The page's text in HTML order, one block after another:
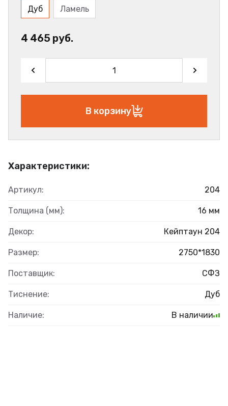
Характеристики:
Артикул: 204
Толщина (мм): 16 мм
Декор: Кейптаун 204
Размер: 2750*1830
Поставщик: СФЗ
Тиснение: Дуб
Наличие: В наличии
Дуб Ламель
4 465 руб.
В корзину